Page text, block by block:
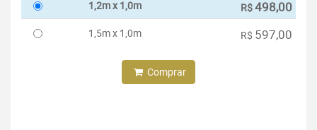
1,2m x 1,0m R$498,00
1,5m x 1,0m R$ 597,00
Comprar